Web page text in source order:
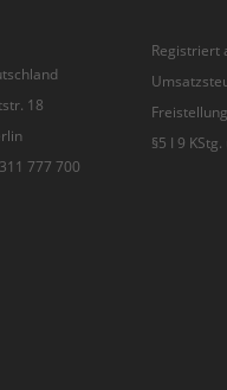
18
777 700
Registriert
§5 I 9